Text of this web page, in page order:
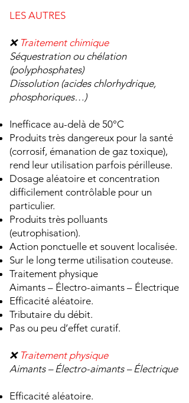
LES AUTRES
❌ Traitement chimique
​Séquestration ou chélation
(polyphosphates)
Dissolution (acides chlorhydrique,
phosphoriques…)
Inefficace au-delà de 50°C
Produits très dangereux pour la santé
(corrosif, émanation de gaz toxique),
rend leur utilisation parfois périlleuse.
Dosage aléatoire et concentration
difficilement contrôlable pour un
particulier.
Produits très polluants
(eutrophisation).
Action ponctuelle et souvent localisée.
Sur le long terme utilisation couteuse.
Traitement physique
Aimants – Électro-aimants – Électrique
Efficacité aléatoire.
Tributaire du débit.
Pas ou peu d’effet curatif.
❌ Traitement physique
Aimants – Électro-aimants – Électrique
Efficacité aléatoire.